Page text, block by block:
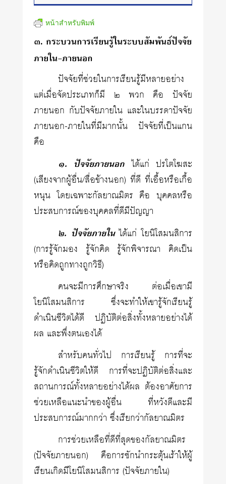
หน้าสำหรับพิมพ์
๓. กระบวนการเรียนรู้ในระบบสัมพันธ์ปัจจัย
ภายใน-ภายนอก
ปัจจัยที่ช่วยในการเรียนรู้มีหลายอย่าง
แต่เมื่อจัดประเภทก็มี ๒ พวก คือ ปัจจัย
ภายนอก กับปัจจัยภายใน และในบรรดาปัจจัย
ภายนอก-ภายในที่มีมากนั้น ปัจจัยที่เป็นแกน
คือ
๑. ปัจจัยภายนอก ได้แก่ ปรโตโฆสะ
(เสียงจากผู้อื่น/สื่อข้างนอก) ที่ดี ที่เอื้อหรือเกื้อ
หนุน โดยเฉพาะกัลยาณมิตร คือ บุคคลหรือ
ประสบการณ์ของบุคคลที่ดีมีปัญญา
๒. ปัจจัยภายในได้แก่ โยนิโสมนสิการ
(การรู้จักมอง รู้จักคิด รู้จักพิจารณา คิดเป็น
หรือคิดถูกทางถูกวิธี)
คนจะมีการศึกษาจริง ต่อเมื่อเขามี
โยนิโสมนสิการ ซึ่งจะทำให้เขารู้จักเรียนรู้
ดำเนินชีวิตได้ดี ปฏิบัติต่อสิ่งทั้งหลายอย่างได้
ผล และพึ่งตนเองได้
สำหรับคนทั่วไป การเรียนรู้ การที่จะ
รู้จักดำเนินชีวิตให้ดี การที่จะปฏิบัติต่อสิ่งและ
สถานการณ์ทั้งหลายอย่างได้ผล ต้องอาศัยการ
ช่วยเหลือแนะนำของผู้อื่น ที่หวังดีและมี
ประสบการณ์มากกว่า ซึ่งเรียกว่ากัลยาณมิตร
การช่วยเหลือที่ดีที่สุดของกัลยาณมิตร
(ปัจจัยภายนอก) คือการชักนำกระตุ้นเร้าให้ผู้
เรียนเกิดมีโยนิโสมนสิการ (ปัจจัยภายใน)